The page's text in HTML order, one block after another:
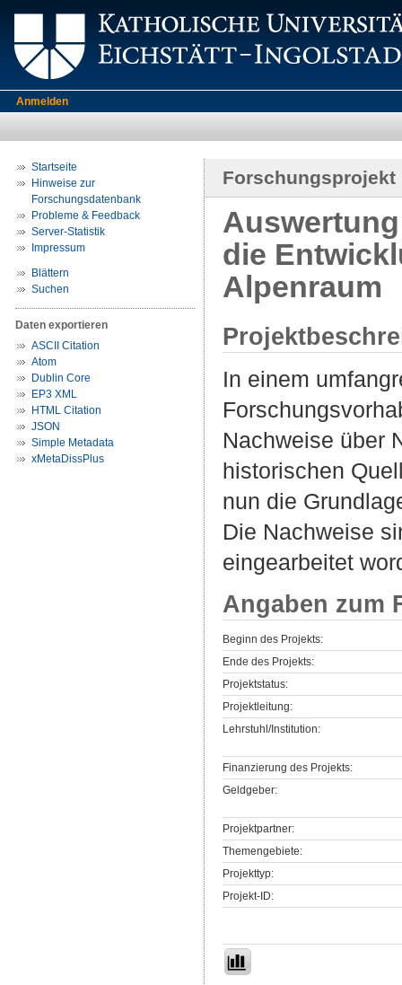
Anmelden
Startseite
Hinweise zur
Forschungsdatenbank
Probleme & Feedback
Server-Statistik
Impressum
Blättern
Suchen
Daten exportieren
ASCII Citation
Atom
Dublin Core
EP3 XML
HTML Citation
JSON
Simple Metadata
xMetaDissPlus
Forschungsprojekt
die
Alpenraum
In einem
Nachweise über
historischen
nun die
Die Nachweise
eingearbeitet
Angaben zum
Beginn des Projekts:
Ende des Projekts:
Projektstatus:
Projektleitung:
Lehrstuhl/Institution:
Finanzierung des Projekts:
Geldgeber:
Projektpartner:
Themengebiete:
Projekttyp:
Projekt-ID: